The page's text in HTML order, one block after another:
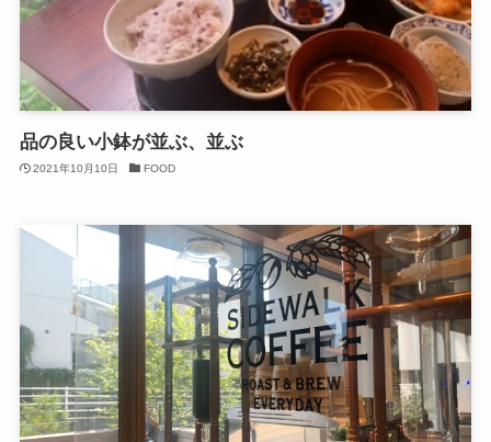
品の良い小鉢が並ぶ、並ぶ
2021年10月10日 FOOD